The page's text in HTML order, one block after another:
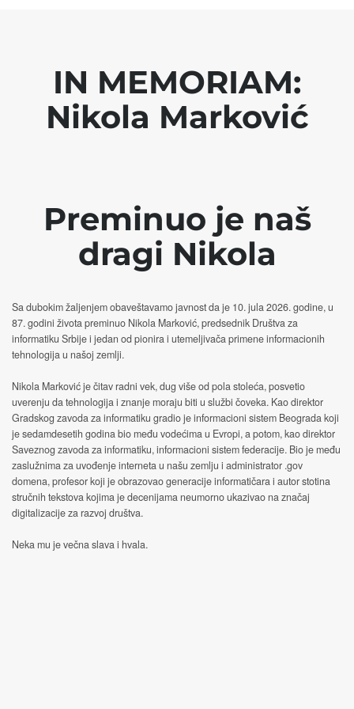
IN MEMORIAM:
Nikola Marković
Preminuo je naš
dragi Nikola
Sa dubokim žaljenjem obaveštavamo javnost da je 10. jula 2026. godine, u
87. godini života preminuo Nikola Marković, predsednik Društva za
informatiku Srbije i jedan od pionira i utemeljivača primene informacionih
tehnologija u našoj zemlji.
Nikola Marković je čitav radni vek, dug više od pola stoleća, posvetio
uverenju da tehnologija i znanje moraju biti u službi čoveka. Kao direktor
Gradskog zavoda za informatiku gradio je informacioni sistem Beograda koji
je sedamdesetih godina bio među vodećima u Evropi, a potom, kao direktor
Saveznog zavoda za informatiku, informacioni sistem federacije. Bio je među
zaslužnima za uvođenje interneta u našu zemlju i administrator .gov
domena, profesor koji je obrazovao generacije informatičara i autor stotina
stručnih tekstova kojima je decenijama neumorno ukazivao na značaj
digitalizacije za razvoj društva.
Neka mu je večna slava i hvala.